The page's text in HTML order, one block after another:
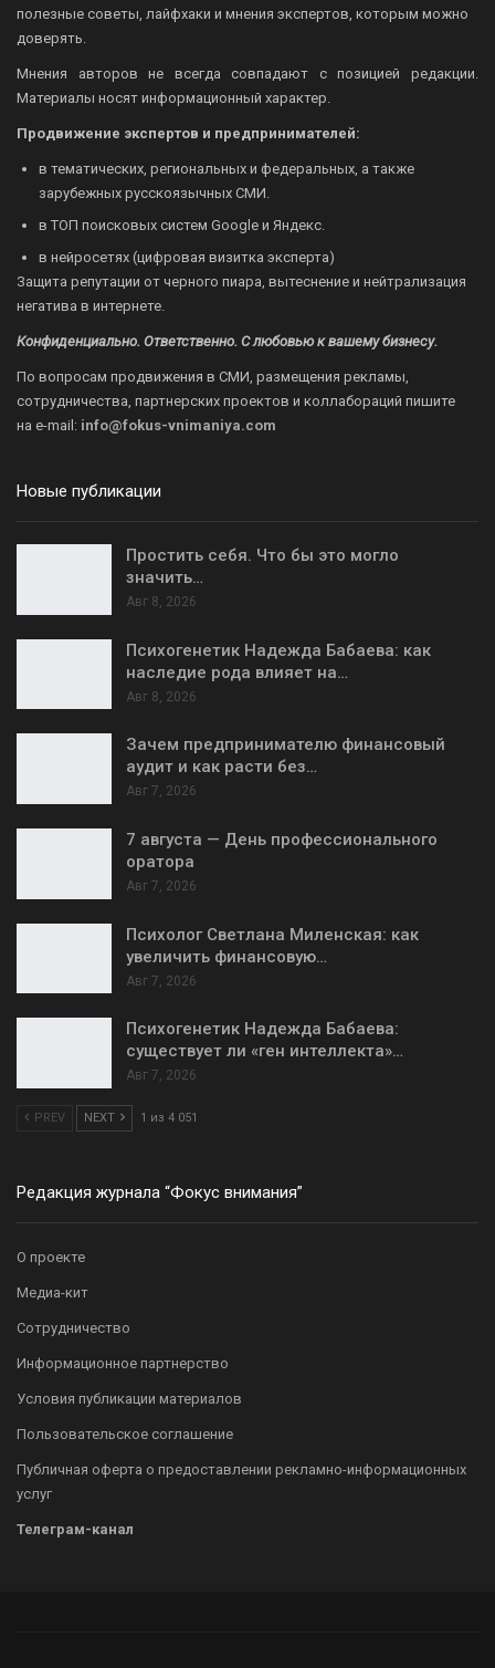
полезные советы, лайфхаки и мнения экспертов, которым можно
доверять.
Мнения авторов не всегда совпадают с позицией редакции.
Материалы носят информационный характер.
Продвижение экспертов и предпринимателей:
в тематических, региональных и федеральных, а также
зарубежных русскоязычных СМИ.
в ТОП поисковых систем Google и Яндекс.
в нейросетях (цифровая визитка эксперта)
Защита репутации от черного пиара, вытеснение и нейтрализация
негатива в интернете.
Конфиденциально. Ответственно. С любовью к вашему бизнесу.
По вопросам продвижения в СМИ, размещения рекламы,
сотрудничества, партнерских проектов и коллабораций пишите
на e-mail: info@fokus-vnimaniya.com
Новые публикации
Простить себя. Что бы это могло
значить…
Авг 8, 2026
Психогенетик Надежда Бабаева: как
наследие рода влияет на…
Авг 8, 2026
Зачем предпринимателю финансовый
аудит и как расти без…
Авг 7, 2026
7 августа — День профессионального
оратора
Авг 7, 2026
Психолог Светлана Миленская: как
увеличить финансовую…
Авг 7, 2026
Психогенетик Надежда Бабаева:
существует ли «ген интеллекта»…
Авг 7, 2026
PREV NEXT 1 из 4 051
Редакция журнала “Фокус внимания”
О проекте
Медиа-кит
Сотрудничество
Информационное партнерство
Условия публикации материалов
Пользовательское соглашение
Публичная оферта о предоставлении рекламно-информационных
услуг
Телеграм-канал